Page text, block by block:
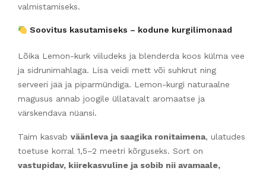
valmistamiseks.
Soovitus kasutamiseks – kodune kurgilimonaad
Lõika Lemon-kurk viiludeks ja blenderda koos külma vee
ja sidrunimahlaga. Lisa veidi mett või suhkrut ning
serveeri jää ja piparmündiga. Lemon-kurgi naturaalne
magusus annab joogile üllatavalt aromaatse ja
värskendava nüansi.
Taim kasvab väänleva ja saagika ronitaimena, ulatudes
toetuse korral 1,5–2 meetri kõrguseks. Sort on
vastupidav, kiirekasvuline ja sobib nii avamaale,